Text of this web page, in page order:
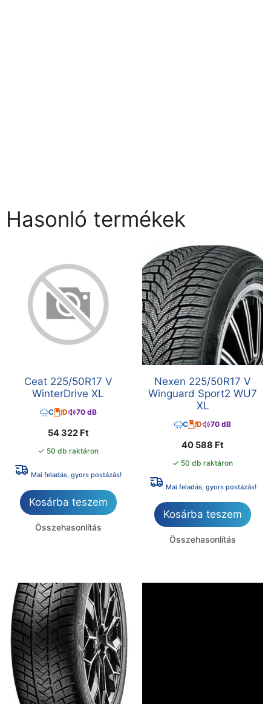
Hasonló termékek
Ceat 225/50R17 V
WinterDrive XL
C D 70 dB
54 322 Ft
✓ 50 db raktáron
Mai feladás, gyors postázás!
Kosárba teszem
Összehasonlítás
Nexen 225/50R17 V
Winguard Sport2 WU7
XL
C D 70 dB
40 588 Ft
✓ 50 db raktáron
Mai feladás, gyors postázás!
Kosárba teszem
Összehasonlítás